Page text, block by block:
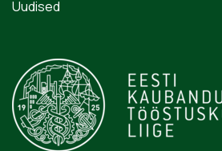
Uudised